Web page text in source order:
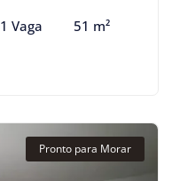
1 Vaga 51 m²
Pronto para Morar